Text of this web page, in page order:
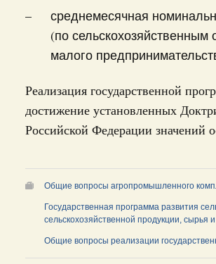
среднемесячная
(по сельскохозяйственным
малого
Реализация государственной
достижение установленных
Российской Федерации значений
Общие вопросы агропромышленного
Государственная программа развития
сельскохозяйственной продукции, сырья
Общие вопросы реализации
23 июля, четверг
теплоснабжение
выделило более 3,2
энергетического
области
июля 2026 года №1946-р